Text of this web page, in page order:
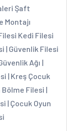
Şaft
Montajı
Kedi Filesi
| Güvenlik Filesi
Ağı |
| Kreş Çocuk
Filesi |
| Çocuk Oyun